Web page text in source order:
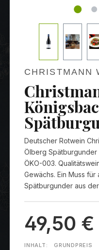
CHRISTMANN
Deutscher Rotwein
Ölberg Spätburgunder
ÖKO-003.
Gewächs. Ein Muss
Spätburgunder aus
49,50 €
INHALT: GRUNDPREIS